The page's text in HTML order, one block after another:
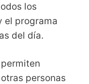
los
el programa
del día.
personas